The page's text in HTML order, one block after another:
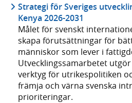
Strategi för Sveriges
Kenya 2026-2031
Målet för svenskt
skapa förutsättningar för
människor som lever i
Utvecklingssamarbetet
verktyg för utrikespolitiken
främja och värna svenska
prioriteringar.